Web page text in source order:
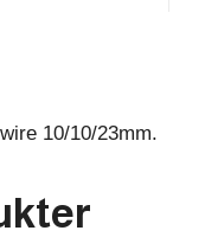
10/10/23mm.